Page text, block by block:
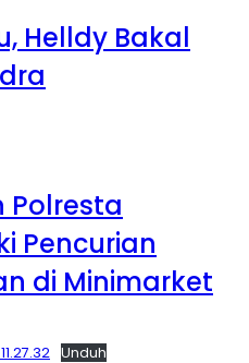
Helldy Bakal
Polresta
Pencurian
di Minimarket
Unduh